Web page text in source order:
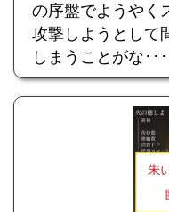
の序盤でようやく
攻撃しようとして
しまうことがな･･･